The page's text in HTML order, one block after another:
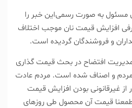
مسئول به صورت رسمی‌این خبر را
طرفی افزایش قیمت نان موجب اختلاف
و فروشندگان گردیده است.
افتضاح در بحث قیمت گذاری
مردم و اصناف شده است. مردم عادت
از غیرقانونی بودن افزایش قیمت
قیمت آن محصول طی روزهای